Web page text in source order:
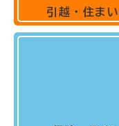
引越・住まい